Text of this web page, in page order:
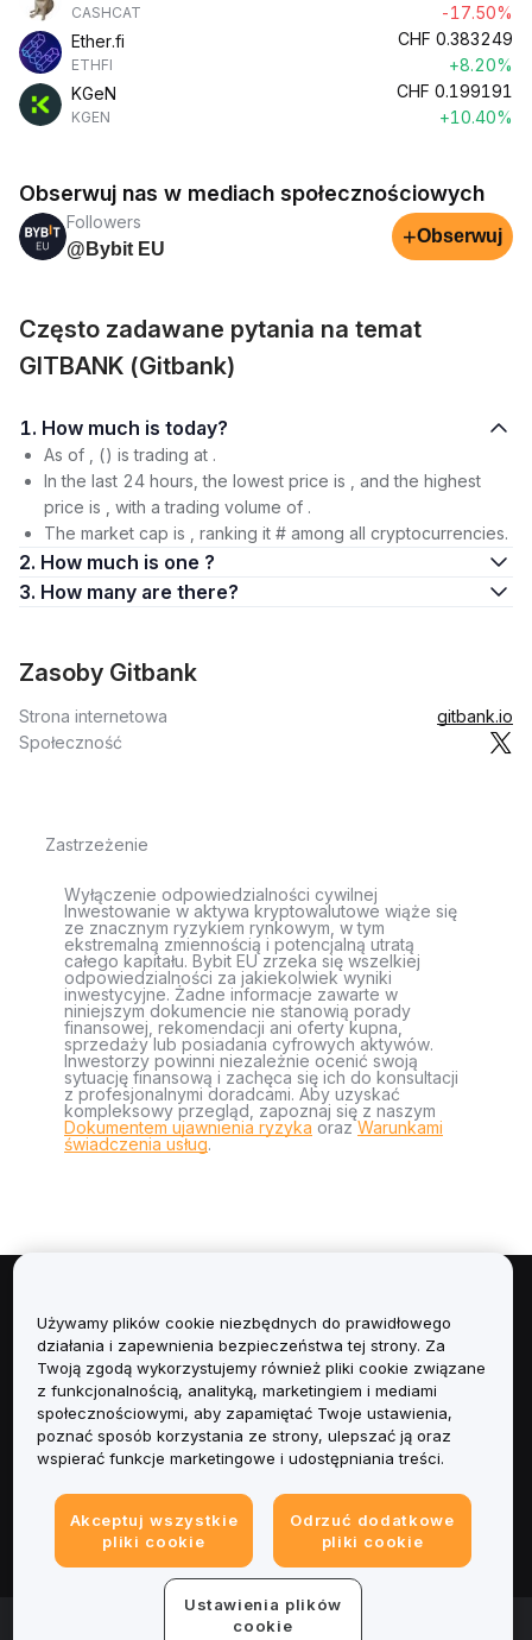
CASHCAT
-17.50%
Ether.fi
ETHFI
CHF 0.383249
+8.20%
KGeN
KGEN
CHF 0.199191
+10.40%
Obserwuj nas w mediach społecznościowych
Followers
@Bybit EU
+Obserwuj
Często zadawane pytania na temat
GITBANK (Gitbank)
1. How much is today?
As of , () is trading at .
In the last 24 hours, the lowest price is , and the highest
price is , with a trading volume of .
The market cap is , ranking it # among all cryptocurrencies.
2. How much is one ?
3. How many are there?
Zasoby Gitbank
Strona internetowa
gitbank.io
Społeczność
Zastrzeżenie
Wyłączenie odpowiedzialności cywilnej
Inwestowanie w aktywa kryptowalutowe wiąże się
ze znacznym ryzykiem rynkowym, w tym
ekstremalną zmiennością i potencjalną utratą
całego kapitału. Bybit EU zrzeka się wszelkiej
odpowiedzialności za jakiekolwiek wyniki
inwestycyjne. Żadne informacje zawarte w
niniejszym dokumencie nie stanowią porady
finansowej, rekomendacji ani oferty kupna,
sprzedaży lub posiadania cyfrowych aktywów.
Inwestorzy powinni niezależnie ocenić swoją
sytuację finansową i zachęca się ich do konsultacji
z profesjonalnymi doradcami. Aby uzyskać
kompleksowy przegląd, zapoznaj się z naszym
Dokumentem ujawnienia ryzyka orazWarunkami
świadczenia usług.
Informacje
Usługi
Obsługa Klienta
Informacje prawne
© 2025-2026 Bybit.eu. All rights reserved.
Używamy plików cookie niezbędnych do prawidłowego
działania i zapewnienia bezpieczeństwa tej strony. Za
Twoją zgodą wykorzystujemy również pliki cookie związane
z funkcjonalnością, analityką, marketingiem i mediami
społecznościowymi, aby zapamiętać Twoje ustawienia,
poznać sposób korzystania ze strony, ulepszać ją oraz
wspierać funkcje marketingowe i udostępniania treści.
Akceptuj wszystkie
pliki cookie
Odrzuć dodatkowe
pliki cookie
Ustawienia plików
cookie